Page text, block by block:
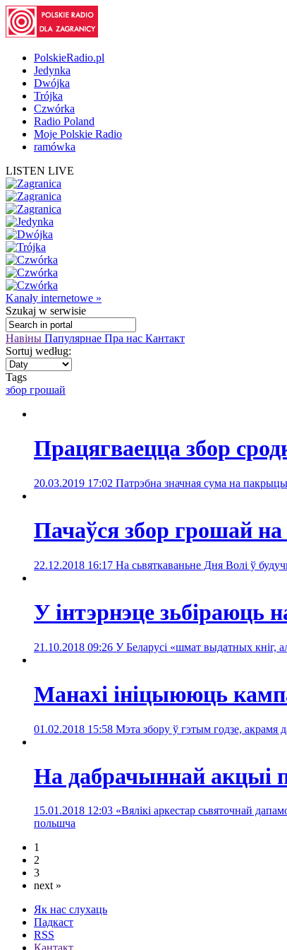
PolskieRadio.pl
Jedynka
Dwójka
Trójka
Czwórka
Radio Poland
Moje Polskie Radio
ramówka
LISTEN LIVE
Kanały internetowe »
Szukaj w serwisie
Навіны Папулярнае Пра нас Кантакт
Sortuj według:
Tags
збор грошай
Працягваецца збор
20.03.2019 17:02 Патрэбна значная сума на
Пачаўся збор грошай
22.12.2018 16:17 На сьвяткаваньне Дня Волі ў
У інтэрнэце зьбіраюць
21.10.2018 09:26 У Беларусі «шмат выдатных кніг,
Манахі ініцыююць
01.02.2018 15:58 Мэта збору ў гэтым годзе, акрамя
На дабрачыннай акцыі
15.01.2018 12:03 «Вялікі аркестар сьвяточнай
польшча
1
2
3
next »
Як нас слухаць
Падкаст
RSS